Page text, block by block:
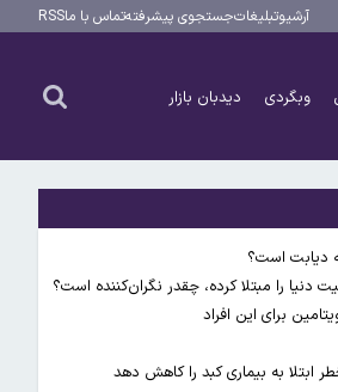
آرشیوتبلیغاتجستجوی پیشرفتهتماس با ماRSS
وبگردی دیدبان بازار
دیابت است؟
دنیا را مبتلا کرده، چقدر نگران‌کننده است؟
برای این افراد
به بیماری کبد را کاهش دهد